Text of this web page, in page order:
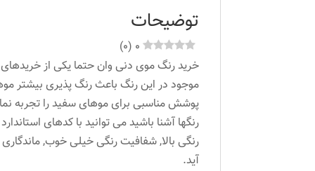
توضیحات
0
(
0
)
خرید رنگ موی دنی وان حتما یکی از
موجود در این رنگ باعث رنگ پذیری بیشتر
پوشش مناسبی برای موهای سفید را تجربه
رنگها آشنا باشید می توانید با کدهای
رنگی بالا, شفافیت رنگی خیلی خوب,
آید.